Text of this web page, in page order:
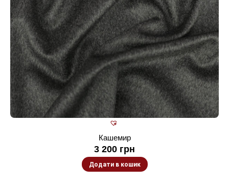
Кашемир
3 200 грн
Додати в кошик